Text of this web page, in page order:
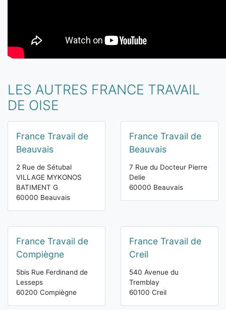
LES AUTRES FRANCE TRAVAIL
DE OISE
France Travail de
Beauvais
2 Rue de Sétubal
VILLAGE MYKONOS
BATIMENT G
60000 Beauvais
France Travail de
Beauvais
7 Rue du Docteur Pierre
Delie
60000 Beauvais
France Travail de
Compiègne
5bis Rue Ferdinand de
Lesseps
60200 Compiègne
France Travail de
Creil
540 Avenue du
Tremblay
60100 Creil